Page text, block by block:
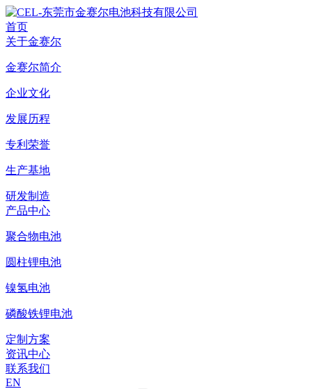
首页
关于金赛尔
金赛尔简介
企业文化
发展历程
专利荣誉
生产基地
研发制造
产品中心
聚合物电池
圆柱锂电池
镍氢电池
磷酸铁锂电池
定制方案
资讯中心
联系我们
EN